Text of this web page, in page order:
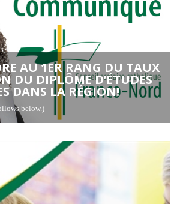
AU 1ER RANG DU TAUX
DU DIPLÔME D’ÉTUDES
DANS LA RÉGION!
below.)